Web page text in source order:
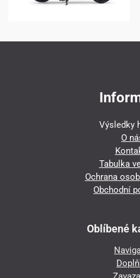
Výsledky
O
Tabulka
Ochrana
Obchodní
Oblíbené